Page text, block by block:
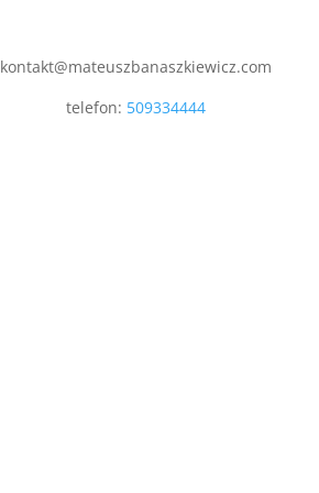
kontakt@mateuszbanaszkiewicz.com
telefon: 509334444